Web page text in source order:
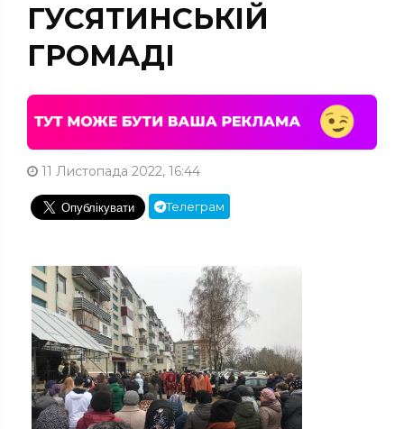
ГУСЯТИНСЬКІЙ
ГРОМАДІ
11 Листопада 2022, 16:44
Телеграм